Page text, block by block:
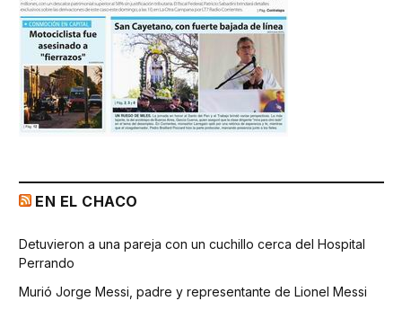
EN EL CHACO
Detuvieron a una pareja con un cuchillo cerca del Hospital
Perrando
Murió Jorge Messi, padre y representante de Lionel Messi